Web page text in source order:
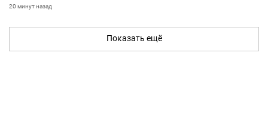
20 минут назад
Показать ещё